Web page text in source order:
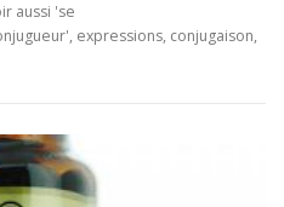
aussi 'se
expressions, conjugaison,